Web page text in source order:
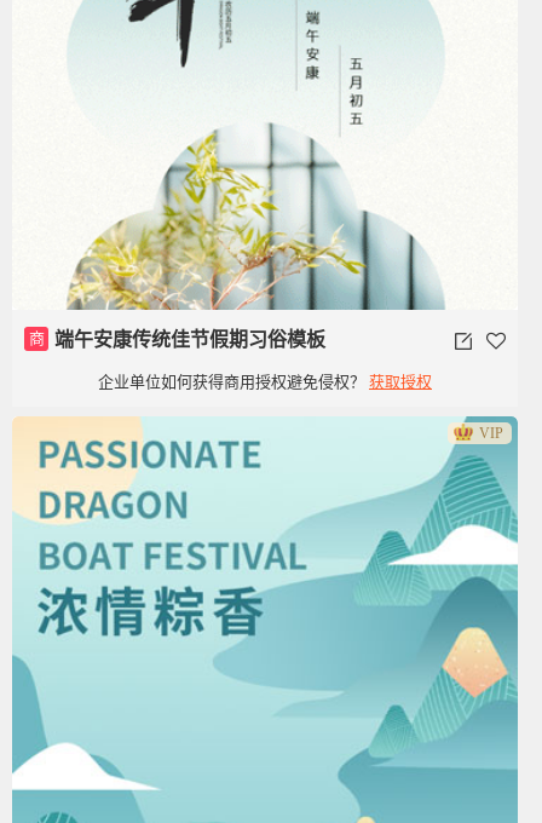
商 端午安康传统佳节假期习俗模板
企业单位如何获得商用授权避免侵权？ 获取授权
VIP